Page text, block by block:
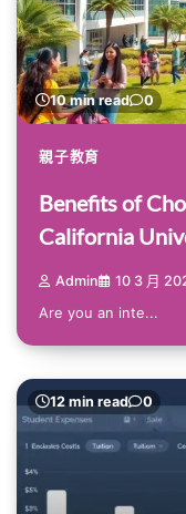
10 min read 0
親子教育
Benefits of
California
Admin 10 3 月
Are you an inte...
12 min read 0